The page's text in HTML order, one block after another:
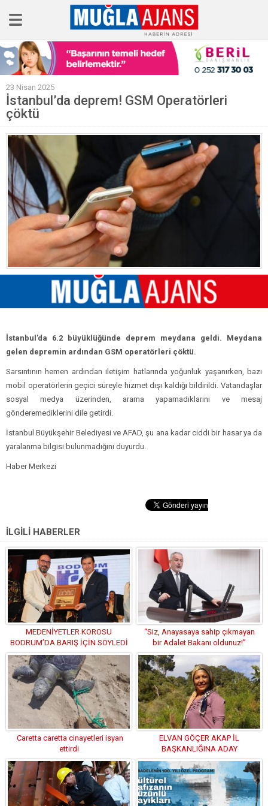
Ana Sayfa
Tüm Haberler
Köşe Yazıları
Sağlık
Magazin
Künye
23 Nisan 2025
İstanbul’da deprem! GSM Operatörleri
çöktü
İstanbul’da 6.2 büyüklüğünde deprem meydana geldi. Meydana
gelen depremin ardından GSM operatörleri çöktü.
Sarsıntının hemen ardından iletişim hatlarında yoğunluk yaşanırken, bazı
mobil operatörlerin geçici süreyle hizmet dışı kaldığı bildirildi. Vatandaşlar
sosyal medya üzerinden, arama yapamadıklarını ve mesaj
gönderemediklerini dile getirdi.
İstanbul Büyükşehir Belediyesi ve AFAD, şu ana kadar ciddi bir hasar ya da
yaralanma bilgisi bulunmadığını duyurdu.
Haber Merkezi
İLGİLİ HABERLER
MEDENİYETLER KOROSU
BODRUM’DA BARIŞ İÇİN SÖYLEDİ
“Siz, Anayasaya sahip çıkmayan
bir Adalet Bakanı oldunuz!”
Caretta caretta cinayetleri isyan
ettirdi
ELVAN GÖÇER AKAP İL
BAŞKANLIĞINA ADAY